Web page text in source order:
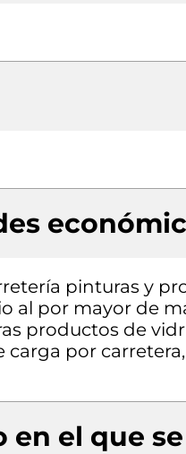
pinturas y
al por mayor de
productos de
por
en el que